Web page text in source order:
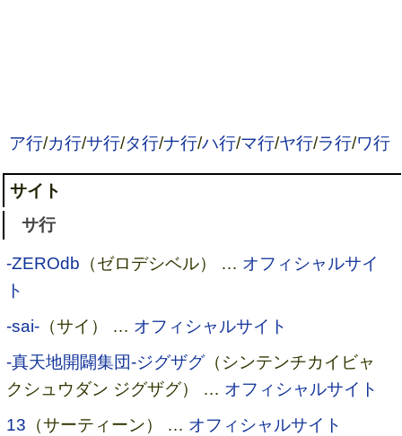
ア行/カ行/サ行/タ行/ナ行/ハ行/マ行/ヤ行/ラ行/ワ行
サイト
サ行
-ZEROdb （ゼロデシベル） … オフィシャルサイ
ト
-sai- （サイ） … オフィシャルサイト
-真天地開闢集団-ジグザグ（シンテンチカイビャ
クシュウダン ジグザグ） … オフィシャルサイト
13 （サーティーン） … オフィシャルサイト